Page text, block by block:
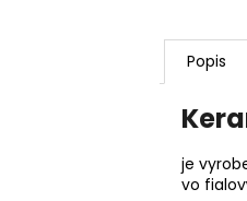
Popis
je
vo